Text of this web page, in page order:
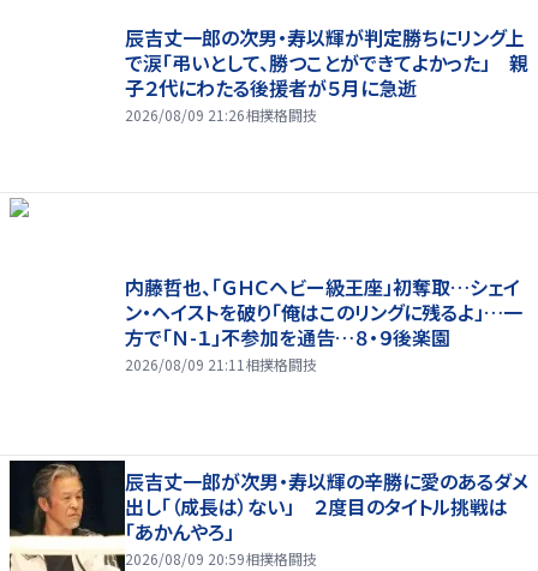
辰吉丈一郎の次男・寿以輝が判定勝ちにリング上
で涙「弔いとして、勝つことができてよかった」 親
子２代にわたる後援者が５月に急逝
2026/08/09 21:26相撲格闘技
内藤哲也、「ＧＨＣヘビー級王座」初奪取…シェイ
ン・ヘイストを破り「俺はこのリングに残るよ」…一
方で「Ｎ-１」不参加を通告…８・９後楽園
2026/08/09 21:11 相撲格闘技
辰吉丈一郎が次男・寿以輝の辛勝に愛のあるダメ
出し「（成長は）ない」 ２度目のタイトル挑戦は
「あかんやろ」
2026/08/09 20:59相撲格闘技